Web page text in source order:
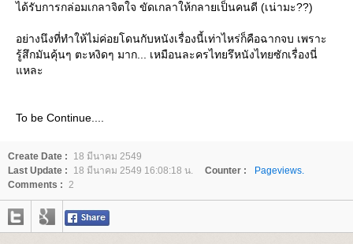
ได้รับการกล่อมเกลาจิตใจ ขัดเกลาให้กลายเป็นคนดี (เน่ามะ??)
อย่างนึงที่ทำให้ไม่ค่อยโดนกับหนังเรื่องนี้เท่าไหร่ก็คือฉากจบ เพราะ
รู้สึกมันคุ้นๆ ตะหงิดๆ มาก... เหมือนละครไทยรึหนังไทยซักเรื่องนี่
หละ
To be Continue....
Create Date :
18 มีนาคม 2549
Last Update :
18 มีนาคม 2549 16:08:18 น. Counter :
Pageviews.
Comments : 2